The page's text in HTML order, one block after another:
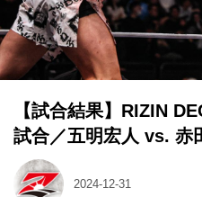
【試合結果】RIZIN
試合／五明宏人 vs. 赤
2024-12-31